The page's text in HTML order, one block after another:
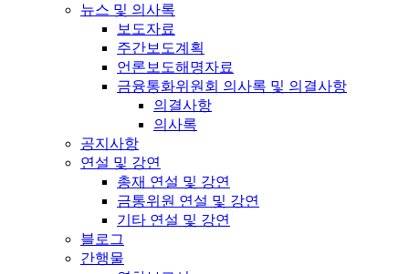
뉴스 및 의사록
보도자료
주간보도계획
언론보도해명자료
금융통화위원회 의사록 및 의결사항
의결사항
의사록
공지사항
연설 및 강연
총재 연설 및 강연
금통위원 연설 및 강연
기타 연설 및 강연
블로그
간행물